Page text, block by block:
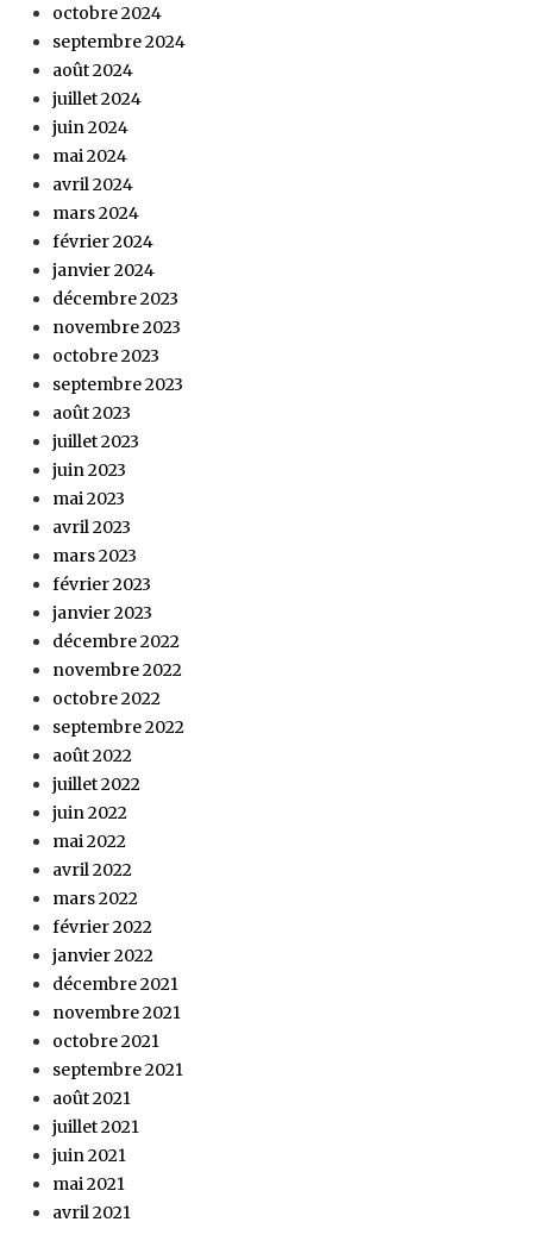
octobre 2024
septembre 2024
août 2024
juillet 2024
juin 2024
mai 2024
avril 2024
mars 2024
février 2024
janvier 2024
décembre 2023
novembre 2023
octobre 2023
septembre 2023
août 2023
juillet 2023
juin 2023
mai 2023
avril 2023
mars 2023
février 2023
janvier 2023
décembre 2022
novembre 2022
octobre 2022
septembre 2022
août 2022
juillet 2022
juin 2022
mai 2022
avril 2022
mars 2022
février 2022
janvier 2022
décembre 2021
novembre 2021
octobre 2021
septembre 2021
août 2021
juillet 2021
juin 2021
mai 2021
avril 2021